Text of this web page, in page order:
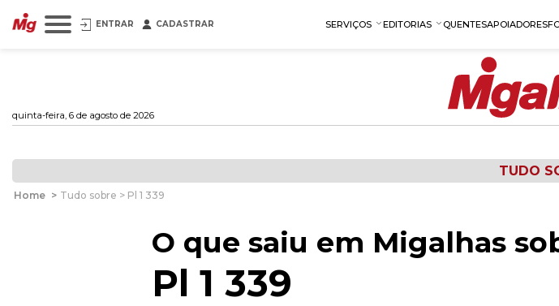
ENTRAR CADASTRAR SERVIÇOS EDITORIAS QUENTESAPOIADORES
quinta-feira, 6 de agosto de 2026
TUDO
Home > Tudo sobre > Pl 1 339
O que saiu em Migalhas
Pl 1 339